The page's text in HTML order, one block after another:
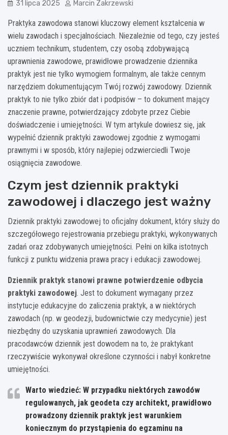
31 lipca 2025 Marcin Zakrzewski
Praktyka zawodowa stanowi kluczowy element kształcenia w
wielu zawodach i specjalnościach. Niezależnie od tego, czy jesteś
uczniem technikum, studentem, czy osobą zdobywającą
uprawnienia zawodowe, prawidłowe prowadzenie dziennika
praktyk jest nie tylko wymogiem formalnym, ale także cennym
narzędziem dokumentującym Twój rozwój zawodowy. Dziennik
praktyk to nie tylko zbiór dat i podpisów – to dokument mający
znaczenie prawne, potwierdzający zdobyte przez Ciebie
doświadczenie i umiejętności. W tym artykule dowiesz się, jak
wypełnić dziennik praktyki zawodowej zgodnie z wymogami
prawnymi i w sposób, który najlepiej odzwierciedli Twoje
osiągnięcia zawodowe.
Czym jest dziennik praktyki
zawodowej i dlaczego jest ważny
Dziennik praktyki zawodowej to oficjalny dokument, który służy do
szczegółowego rejestrowania przebiegu praktyki, wykonywanych
zadań oraz zdobywanych umiejętności. Pełni on kilka istotnych
funkcji z punktu widzenia prawa pracy i edukacji zawodowej.
Dziennik praktyk stanowi prawne potwierdzenie odbycia
praktyki zawodowej. Jest to dokument wymagany przez
instytucje edukacyjne do zaliczenia praktyk, a w niektórych
zawodach (np. w geodezji, budownictwie czy medycynie) jest
niezbędny do uzyskania uprawnień zawodowych. Dla
pracodawców dziennik jest dowodem na to, że praktykant
rzeczywiście wykonywał określone czynności i nabył konkretne
umiejętności.
Warto wiedzieć: W przypadku niektórych zawodów
regulowanych, jak geodeta czy architekt, prawidłowo
prowadzony dziennik praktyk jest warunkiem
koniecznym do przystąpienia do egzaminu na